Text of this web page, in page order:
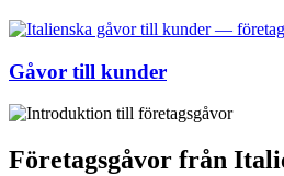
Gåvor till kunder
Företagsgåvor från